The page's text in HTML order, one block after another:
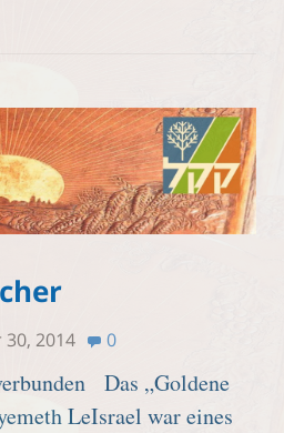
2014 0
Das „Goldene
LeIsrael war eines